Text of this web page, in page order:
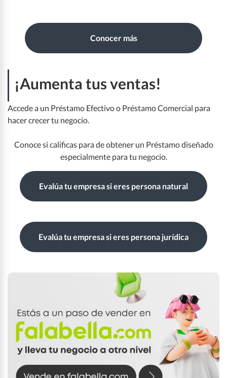
Conocer más
¡Aumenta tus ventas!
Accede a un Préstamo Efectivo o Préstamo Comercial para
hacer crecer tu negocio.
Conoce si calificas para de obtener un Préstamo diseñado
especialmente para tu negocio.
Evalúa tu empresa si eres persona natural
Evalúa tu empresa si eres persona jurídica